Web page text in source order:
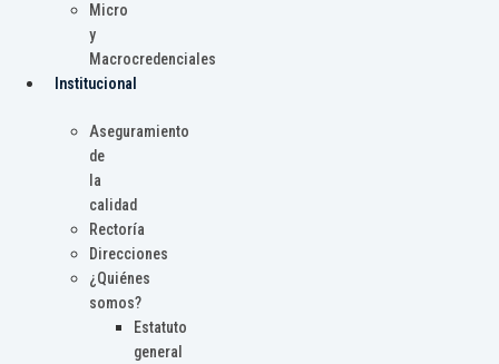
Micro
y
Macrocredenciales
Institucional
Aseguramiento
de
la
calidad
Rectoría
Direcciones
¿Quiénes
somos?
Estatuto
general